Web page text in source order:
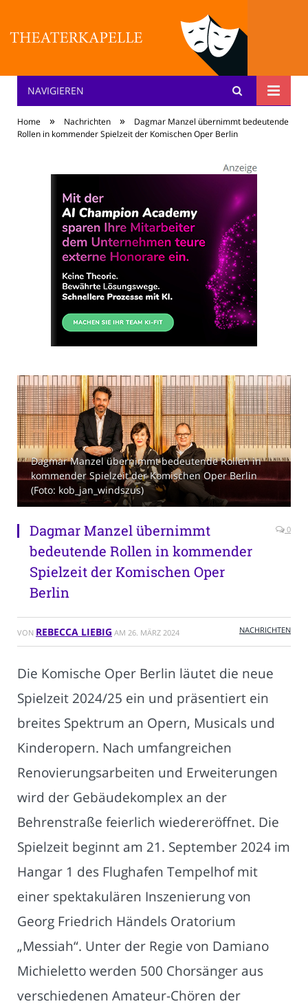
Theater: [KA] :pelle
NAVIGIEREN
Home » Nachrichten »
Dagmar Manzel übernimmt bedeutende
Rollen in kommender Spielzeit der Komischen Oper Berlin
Dagmar Manzel übernimmt bedeutende Rollen in
kommender Spielzeit der Komischen Oper Berlin
(Foto: kob_jan_windszus)
Dagmar Manzel übernimmt
bedeutende Rollen in kommender
Spielzeit der Komischen Oper
Berlin
0
VON REBECCA LIEBIG AM 26. MÄRZ 2024 NACHRICHTEN
Die Komische Oper Berlin läutet die neue
Spielzeit 2024/25 ein und präsentiert ein
breites Spektrum an Opern, Musicals und
Kinderopern. Nach umfangreichen
Renovierungsarbeiten und Erweiterungen
wird der Gebäudekomplex an der
Behrenstraße feierlich wiedereröffnet. Die
Spielzeit beginnt am 21. September 2024 im
Hangar 1 des Flughafen Tempelhof mit
einer spektakulären Inszenierung von
Georg Friedrich Händels Oratorium
„Messiah“. Unter der Regie von Damiano
Michieletto werden 500 Chorsänger aus
verschiedenen Amateur-Chören der